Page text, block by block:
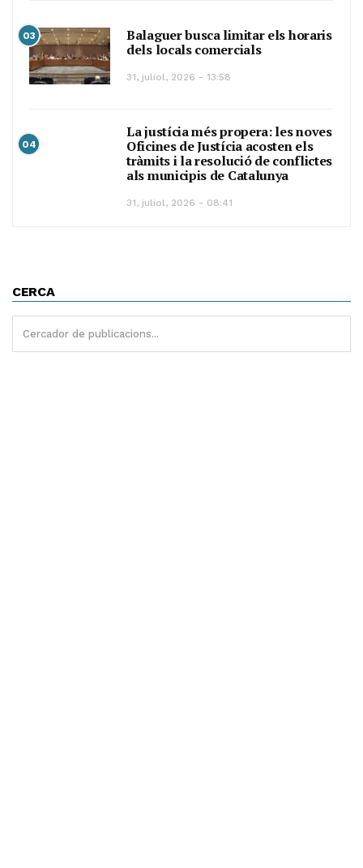
03
Balaguer busca limitar els horaris
dels locals comercials
31, juliol, 2026 - 13:58
04
La justícia més propera: les noves
Oficines de Justícia acosten els
tràmits i la resolució de conflictes
als municipis de Catalunya
31, juliol, 2026 - 08:41
CERCA